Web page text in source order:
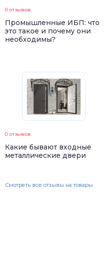
0 отзывов
Промышленные ИБП: что
это такое и почему они
необходимы?
0 отзывов
Какие бывают входные
металлические двери
Смотреть все отзывы на товары